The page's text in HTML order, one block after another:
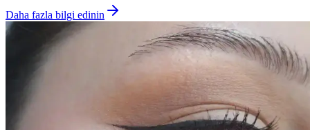
Daha fazla bilgi edinin